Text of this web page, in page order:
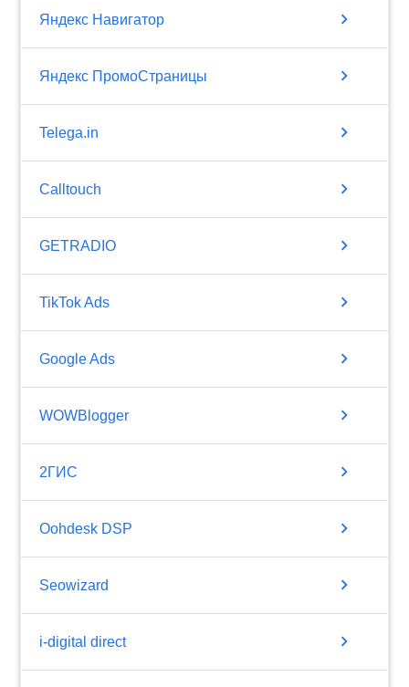
Яндекс Навигатор chevron_right
Яндекс ПромоСтраницы chevron_right
Telega.in chevron_right
Calltouch chevron_right
GETRADIO chevron_right
TikTok Ads chevron_right
Google Ads chevron_right
WOWBlogger chevron_right
2ГИС chevron_right
Oohdesk DSP chevron_right
Seowizard chevron_right
i-digital direct chevron_right